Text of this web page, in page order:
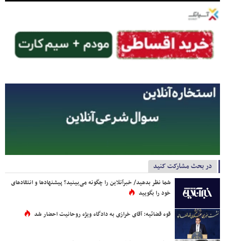
در بحث مشارکت کنید
شما نظر بدهید/ خبرآنلاین را چگونه می‌بینید؟ پیشنهادها و انتقادهای
خود را بگویید
قوه قضائیه: آقای خرازی به دادگاه ویژه روحانیت احضار شد